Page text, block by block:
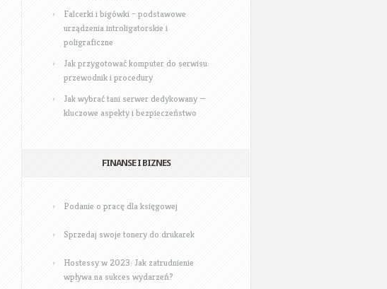
Falcerki i bigówki – podstawowe
urządzenia introligatorskie i
poligraficzne
Jak przygotować komputer do serwisu:
przewodnik i procedury
Jak wybrać tani serwer dedykowany —
kluczowe aspekty i bezpieczeństwo
FINANSE I BIZNES
Podanie o pracę dla księgowej
Sprzedaj swoje tonery do drukarek
Hostessy w 2023: Jak zatrudnienie
wpływa na sukces wydarzeń?